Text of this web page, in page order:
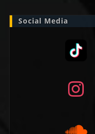
Social Media